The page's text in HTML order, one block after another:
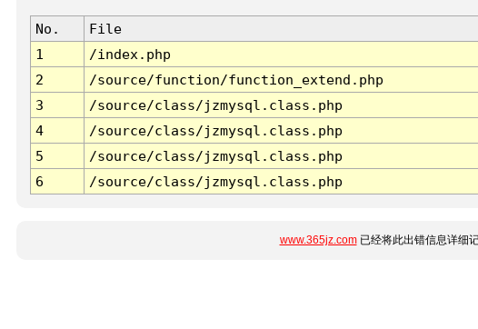
No. File
1
/index.php
2
/source/function/function_extend.php
3
/source/class/jzmysql.class.php
4
/source/class/jzmysql.class.php
5
/source/class/jzmysql.class.php
6
/source/class/jzmysql.class.php
www.365jz.com已经将此出错信息详细